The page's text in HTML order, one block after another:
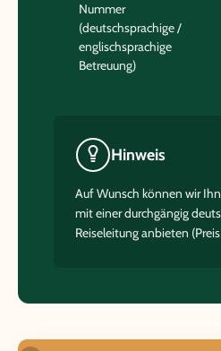
Nummer
(deutschsprachige /
englischsprachige
Betreuung)
Hinweis
Auf Wunsch können wir
mit einer durchgängig
Reiseleitung anbieten